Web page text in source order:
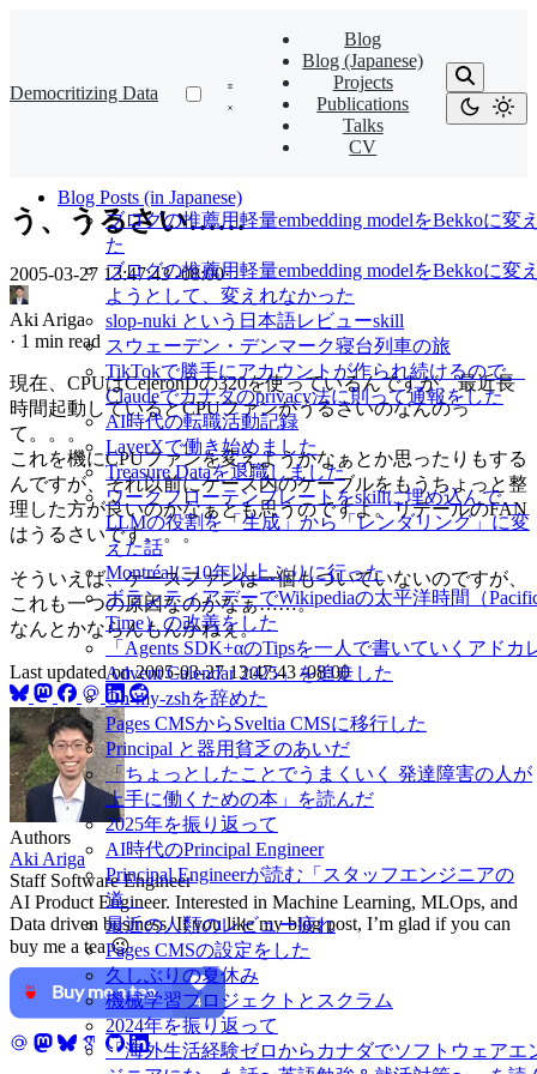
Democritizing Data
Blog
Blog (Japanese)
Projects
Publications
Talks
CV
Blog Posts (in Japanese)
ブログの推薦用軽量embedding modelをBekkoに変
た
ブログの推薦用軽量embedding modelをBekkoに変
ようとして、変えれなかった
slop-nuki という日本語レビューskill
スウェーデン・デンマーク寝台列車の旅
TikTokで勝手にアカウントが作られ続けるので、
Claudeでカナダのprivacy法に則って通報をした
AI時代の転職活動記録
LayerXで働き始めました
Treasure Dataを退職しました
ワークフローテンプレートをskillに埋め込んで、
LLMの役割を「生成」から「レンダリング」に変
えた話
Montréalに10年以上ぶりに行った
ボランティアデーでWikipediaの太平洋時間（
Time）の改善をした
「Agents SDK+αのTipsを一人で書いていくアドカ
Advent Calendar 2025」を追走した
Oh-my-zshを辞めた
Pages CMSからSveltia CMSに移行した
Principal と器用貧乏のあいだ
「ちょっとしたことでうまくいく 発達障害の人が
上手に働くための本」を読んだ
2025年を振り返って
AI時代のPrincipal Engineer
Principal Engineerが読む「スタッフエンジニアの
道」
最近の人類のレビュー疲れ
Pages CMSの設定をした
久しぶりの夏休み
機械学習プロジェクトとスクラム
2024年を振り返って
「海外生活経験ゼロからカナダでソフトウェアエ
う、うるさい……
2005-03-27 13:47:43 -08:00·
Aki Ariga
· 1 min read
現在、CPUはCeleronDの320を使っているんですが、最近長
時間起動しているとCPUファンがうるさいのなんのっ
て。。。
これを機にCPUファンを変えようかなぁとか思ったりもする
んですが、それ以前にケース内のケーブルをもうちょっと整
理した方が良いのかなぁとも思うのですよ。リテールのFAN
はうるさいです。。。
そういえば、ケースファンは一個もついていないのですが、
これも一つの原因なのかなぁ……。
なんとかならんもんかねぇ。
Last updated on2005-03-27 13:47:43 -08:00
Authors
Aki Ariga
Staff Software Engineer
AI Product Engineer. Interested in Machine Learning, MLOps, and
Data driven business. If you like my blog post, I’m glad if you can
buy me a tea 😉